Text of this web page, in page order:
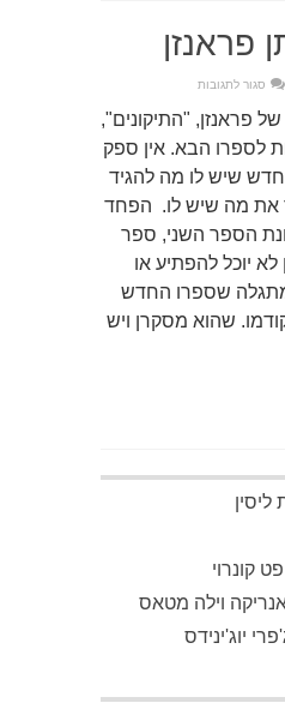
פראנזן
סגור לתגובות
ג'ונתן
פראנזן
פראנזן, "התיקונים",
לספרו הבא. אין ספק
חדש שיש לו מה להגיד
את מה שיש לו. הפחד
הספר השני, ספר
יוכל להפתיע או
שספרו החדש
שהוא מסקרן ויש
קונרוי
וילה מטאס
יוג'ינידס